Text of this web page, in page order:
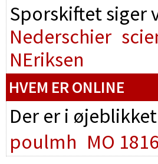
Sporskiftet
Nederschier
NEriksen
HVEM ER ONLINE
Der er i
poulmh MO